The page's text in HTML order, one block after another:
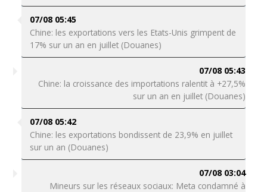
07/08 05:45
Chine: les exportations vers les Etats-Unis grimpent de
17% sur un an en juillet (Douanes)
07/08 05:43
Chine: la croissance des importations ralentit à +27,5%
sur un an en juillet (Douanes)
07/08 05:42
Chine: les exportations bondissent de 23,9% en juillet
sur un an (Douanes)
07/08 03:04
Mineurs sur les réseaux sociaux: Meta condamné à